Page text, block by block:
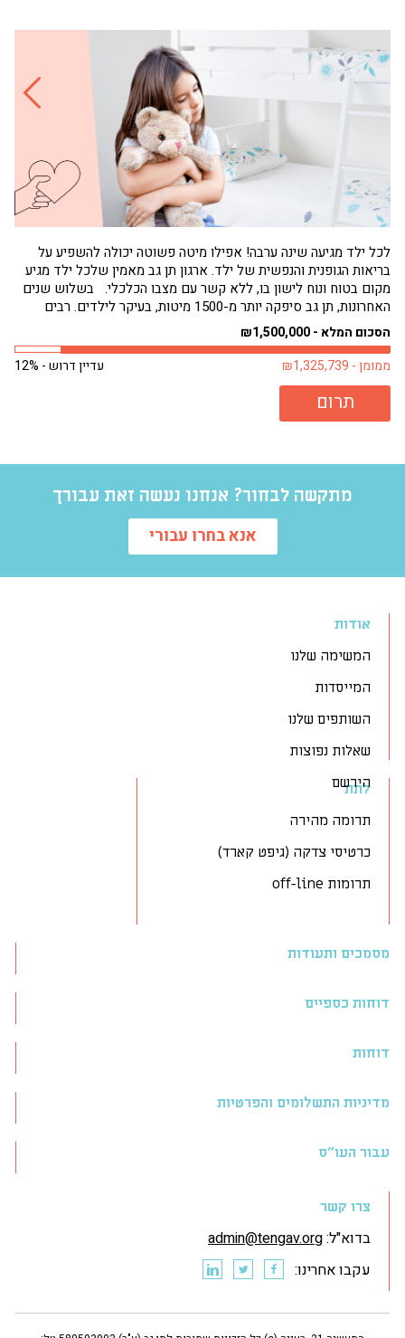
לכל ילד מגיעה שינה ערבה! אפילו מיטה פשוטה יכולה להשפיע על
בריאות הגופנית והנפשית של ילד. ארגון תן גב מאמין שלכל ילד מגיע
מקום בטוח ונוח לישון בו, ללא קשר עם מצבו הכלכלי. בשלוש שנים
האחרונות, תן גב סיפקה יותר מ-1500 מיטות, בעיקר לילדים. רבים
מילדים אלה היו ישנים על...
הסכום המלא - ₪1,500,000
עדיין דרוש - 12%
ממומן - ₪1,325,739
תרום
מתקשה לבחור? אנחנו נעשה זאת עבורך
אנא בחרו עבורי
אודות
המשימה שלנו
המייסדות
השותפים שלנו
שאלות נפוצות
הירשם
לתת
תרומה מהירה
כרטיסי צדקה (גיפט קארד)
תרומות off-line
מסמכים ותעודות
דוחות כספיים
דוחות
מדיניות התשלומים והפרטיות
עבור העו״ס
צרו קשר
בדוא"ל:admin@tengav.org
עקבו אחרינו: